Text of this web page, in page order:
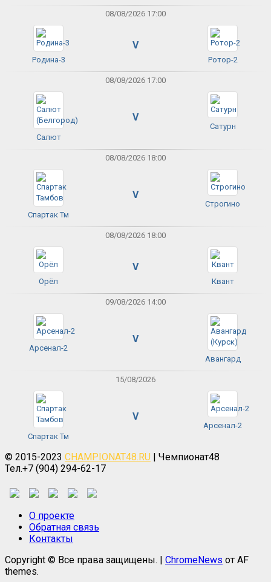
08/08/2026 17:00
Родина-3
V
Ротор-2
08/08/2026 17:00
Салют
V
Сатурн
08/08/2026 18:00
Спартак Тм
V
Строгино
08/08/2026 18:00
Орёл
V
Квант
09/08/2026 14:00
Арсенал-2
V
Авангард
15/08/2026
Спартак Тм
V
Арсенал-2
© 2015-2023 CHAMPIONAT48.RU | Чемпионат48
Тел.+7 (904) 294-62-17
О проекте
Обратная связь
Контакты
Copyright © Все права защищены. | ChromeNews от AF
themes.